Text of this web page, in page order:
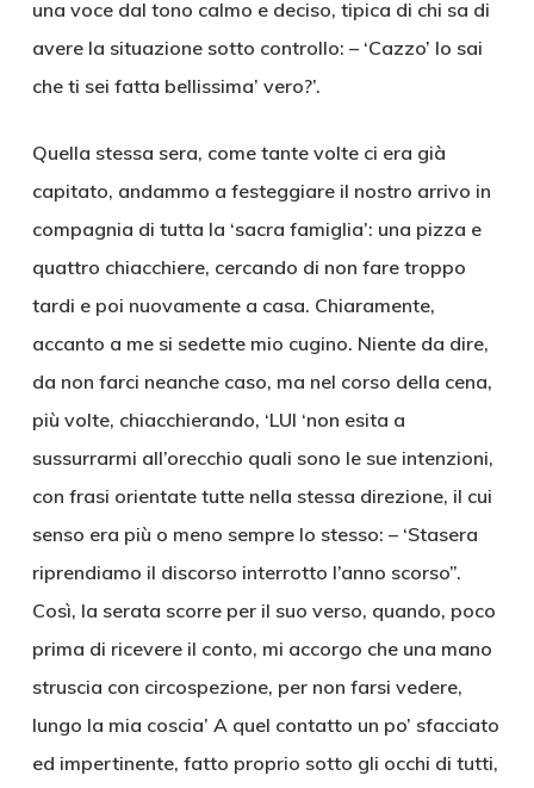
una voce dal tono calmo e deciso, tipica di chi sa di
avere la situazione sotto controllo: – ‘Cazzo’ lo sai
che ti sei fatta bellissima’ vero?’.
Quella stessa sera, come tante volte ci era già
capitato, andammo a festeggiare il nostro arrivo in
compagnia di tutta la ‘sacra famiglia’: una pizza e
quattro chiacchiere, cercando di non fare troppo
tardi e poi nuovamente a casa. Chiaramente,
accanto a me si sedette mio cugino. Niente da dire,
da non farci neanche caso, ma nel corso della cena,
più volte, chiacchierando, ‘LUI ‘non esita a
sussurrarmi all’orecchio quali sono le sue intenzioni,
con frasi orientate tutte nella stessa direzione, il cui
senso era più o meno sempre lo stesso: – ‘Stasera
riprendiamo il discorso interrotto l’anno scorso”.
Così, la serata scorre per il suo verso, quando, poco
prima di ricevere il conto, mi accorgo che una mano
struscia con circospezione, per non farsi vedere,
lungo la mia coscia’ A quel contatto un po’ sfacciato
ed impertinente, fatto proprio sotto gli occhi di tutti,